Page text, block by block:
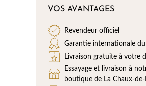
VOS AVANTAGES
Revendeur officiel
Garantie internationale
Livraison gratuite à votre
Essayage et livraison à
boutique de La Chaux-de-